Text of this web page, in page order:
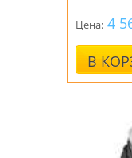
Цена: 4
В